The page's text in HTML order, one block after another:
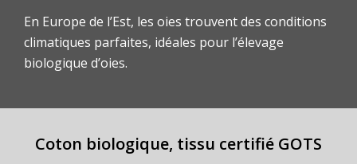
En Europe de l’Est, les oies trouvent des conditions
climatiques parfaites, idéales pour l’élevage
biologique d’oies.
Coton biologique, tissu certifié GOTS